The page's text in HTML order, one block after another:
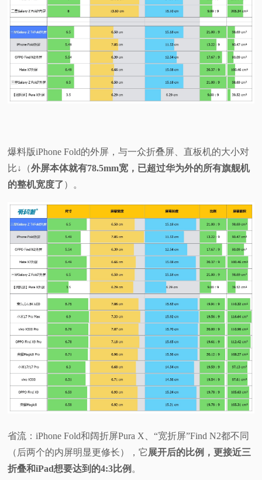
爆料版iPhone Fold的外屏，与一众折叠屏、直板机的大小对
比↓（外屏本体就有78.5mm宽，已超过华为外的所有旗舰机
的整机宽度了）。
省流：iPhone Fold和阔折屏Pura X、“宽折屏”Find N2都不同
（后两个的内屏明显更修长），它 展开后的比例，更接近三
折叠和iPad想要达到的4:3比例 。